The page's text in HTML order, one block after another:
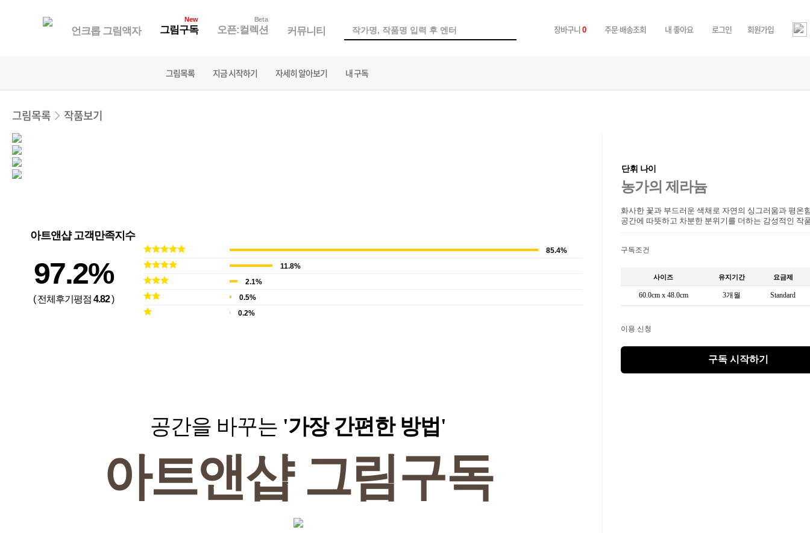
언크롭 그림액자
New
그림구독
Beta
오픈:컬렉션 커뮤니티 장바구니 0 주문·배송조회 내 좋아요 로그인 회원가입
그림목록 지금 시작하기 자세히 알아보기 내 구독
그림목록 작품보기
아트앤샵 고객만족지수
97.2%
( 전체후기평점 4.82)
85.4%
11.8%
2.1%
0.5%
0.2%
공간을 바꾸는 '가장 간편한 방법'
아트앤샵 그림구독
단휘 나이
농가의 제라늄
화사한 꽃과 부드러운 색채로 자연의 싱그러움과 평온
공간에 따뜻하고 차분한 분위기를 더하는 감성적인 작
구독조건
사이즈 유지기간 요금제
60.0cm x 48.0cm 3개월 Standard
이용 신청
구독 시작하기